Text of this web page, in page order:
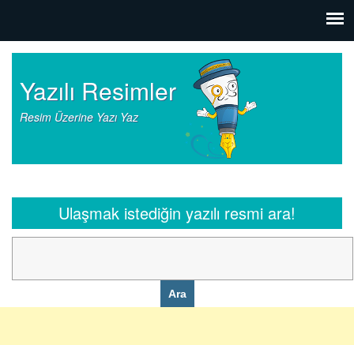
Yazılı Resimler
Resim Üzerine Yazı Yaz
Ulaşmak istediğin yazılı resmi ara!